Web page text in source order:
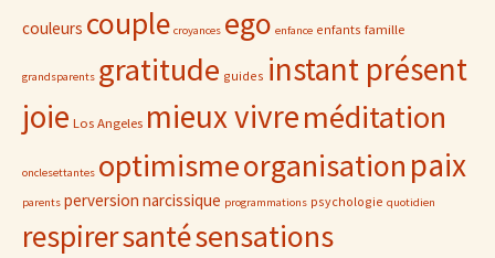
couleurs couple croyances ego enfance enfants famille
grandsparents gratitude guides instant présent
joie Los Angeles mieux vivreméditation
onclesettantes optimismeorganisationpaix
parents perversion narcissique programmations psychologie quotidien
respirersantésensations